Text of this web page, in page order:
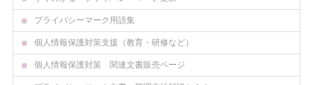
プライバシーマーク用語集
個人情報保護対策支援（教育・研修など）
個人情報保護対策 関連文書販売ページ